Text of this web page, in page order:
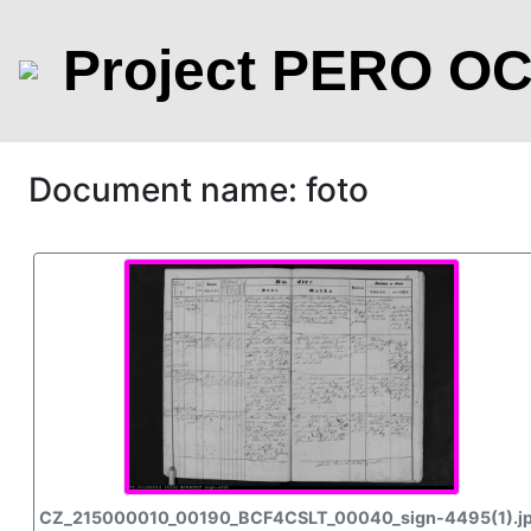
Project PERO
Document name: foto
CZ_215000010_00190_BCF4CSLT_00040_sign-